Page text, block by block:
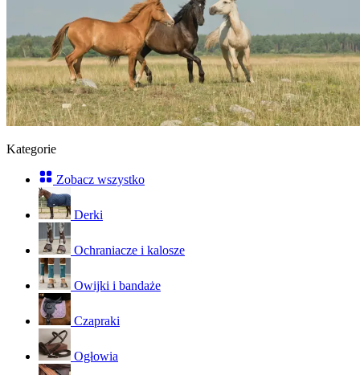
Kategorie
Zobacz wszystko
Derki
Ochraniacze i kalosze
Owijki i bandaże
Czapraki
Ogłowia